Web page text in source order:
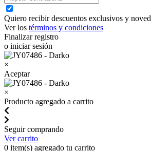
Quiero recibir descuentos exclusivos y
Ver los términos y condiciones
Finalizar registro
o iniciar sesión
×
Aceptar
×
Producto agregado a carrito
Seguir comprando
Ver carrito
0 item(s) agregado tu carrito